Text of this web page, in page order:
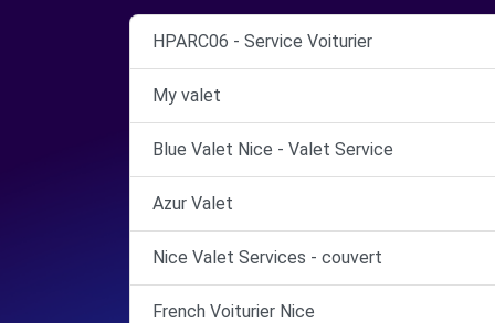
HPARC06 - Service Voiturier
My valet
Blue Valet Nice - Valet Service
Azur Valet
Nice Valet Services - couvert
French Voiturier Nice